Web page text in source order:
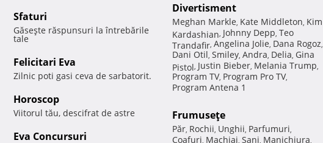
Sfaturi
Găseşte răspunsuri la întrebările
tale
Felicitari Eva
Zilnic poti gasi ceva de sarbatorit.
Horoscop
Viitorul tău, descifrat de astre
Eva Concursuri
Divertisment
Meghan Markle, Kate Middleton, Kim
Kardashian, Johnny Depp, Teo
Trandafir, Angelina Jolie, Dana Rogoz,
Dani Otil, Smiley, Andra, Delia, Gina
Pistol, Justin Bieber, Melania Trump,
Program TV, Program Pro TV,
Program Antena 1
Frumuseţe
Păr, Rochii, Unghii, Parfumuri,
Coafuri, Machiaj, Sani, Manichiura,